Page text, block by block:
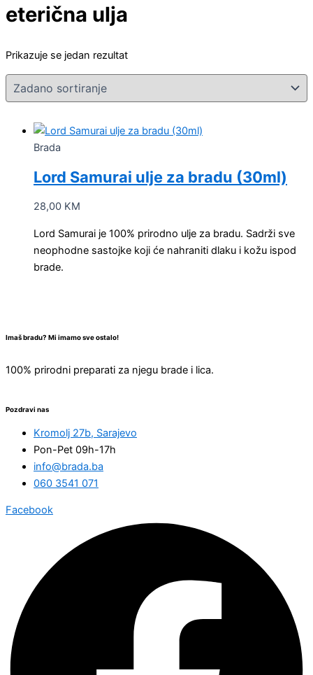
eterična ulja
Prikazuje se jedan rezultat
Brada
Lord Samurai ulje za bradu (30ml)
28,00 KM
Lord Samurai je 100% prirodno ulje za bradu. Sadrži sve
neophodne sastojke koji će nahraniti dlaku i kožu ispod
brade.
Imaš bradu? Mi imamo sve ostalo!
100% prirodni preparati za njegu brade i lica.
Pozdravi nas
Kromolj 27b, Sarajevo
Pon-Pet 09h-17h
info@brada.ba
060 3541 071
Facebook